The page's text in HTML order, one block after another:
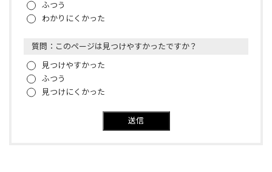
ふつう
わかりにくかった
質問：このページは見つけやすかったですか？
見つけやすかった
ふつう
見つけにくかった
送信